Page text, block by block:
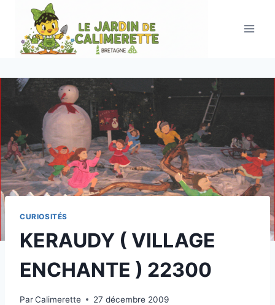
contenu
CURIOSITÉS
KERAUDY ( VILLAGE
ENCHANTE ) 22300
ParCalimerette 27 décembre 2009